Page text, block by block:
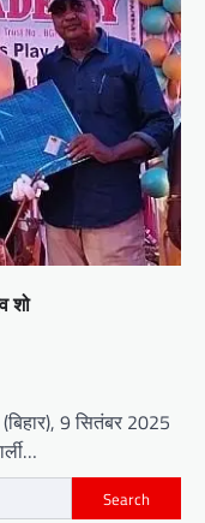
शो
9 सितंबर 2025
Search